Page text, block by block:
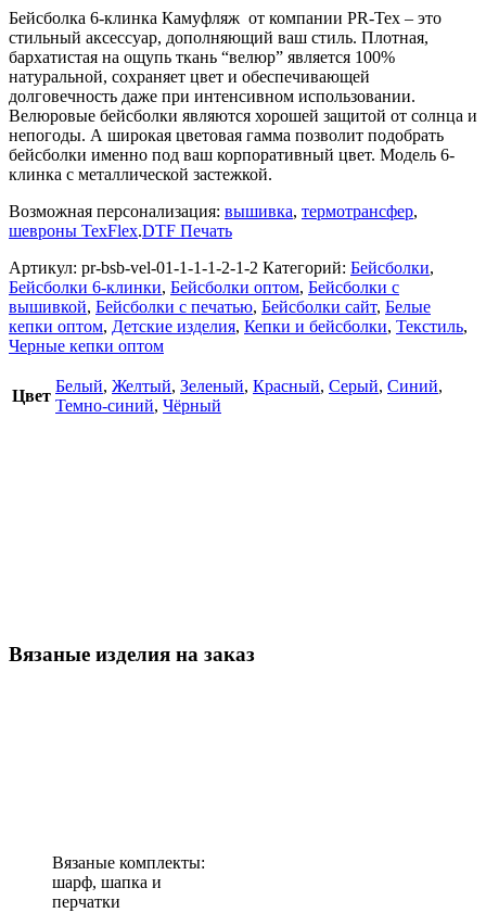
Бейсболка 6-клинка Камуфляж от компании PR-Tex – это
стильный аксессуар, дополняющий ваш стиль. Плотная,
бархатистая на ощупь ткань “велюр” является 100%
натуральной, сохраняет цвет и обеспечивающей
долговечность даже при интенсивном использовании.
Велюровые бейсболки являются хорошей защитой от солнца и
непогоды. А широкая цветовая гамма позволит подобрать
бейсболки именно под ваш корпоративный цвет. Модель 6-
клинка с металлической застежкой.
Возможная персонализация: вышивка, термотрансфер,
шевроны TexFlex.DTF Печать
Артикул: pr-bsb-vel-01-1-1-1-2-1-2 Категорий: Бейсболки,
Бейсболки 6-клинки, Бейсболки оптом, Бейсболки с
вышивкой, Бейсболки с печатью, Бейсболки сайт, Белые
кепки оптом, Детские изделия, Кепки и бейсболки, Текстиль,
Черные кепки оптом
Цвет
Белый, Желтый, Зеленый, Красный, Серый, Синий,
Темно-синий, Чёрный
Вязаные изделия на заказ
Вязаные комплекты:
шарф, шапка и
перчатки